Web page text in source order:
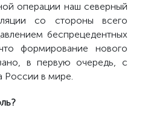
операции наш северный
со стороны всего
беспрецедентных
формирование нового
в первую очередь, с
России в мире.